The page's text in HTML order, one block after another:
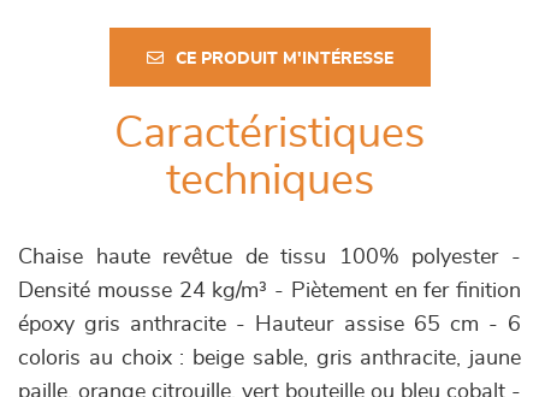
CE PRODUIT M'INTÉRESSE
Caractéristiques
techniques
Chaise haute revêtue de tissu 100% polyester -
Densité mousse 24 kg/m³ - Piètement en fer finition
époxy gris anthracite - Hauteur assise 65 cm - 6
coloris au choix : beige sable, gris anthracite, jaune
paille, orange citrouille, vert bouteille ou bleu cobalt -